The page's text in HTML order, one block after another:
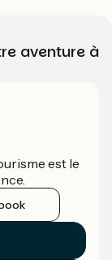
aventure à
est le